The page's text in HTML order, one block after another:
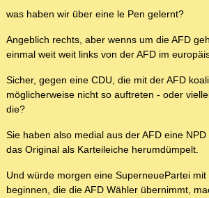
was haben wir über eine le Pen gelernt?
Angeblich rechts, aber wenns um die AFD
einmal weit weit links von der AFD im
Sicher, gegen eine CDU, die mit der AFD
möglicherweise nicht so auftreten - oder
die?
Sie haben also medial aus der AFD eine
das Original als Karteileiche herumdümpelt.
Und würde morgen eine SuperneuePartei
beginnen, die die AFD Wähler übernimmt,